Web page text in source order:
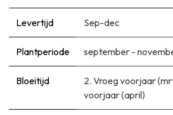
Levertijd Sep-dec
Plantperiode september -
Bloeitijd 2. Vroeg voorjaar
voorjaar (april)